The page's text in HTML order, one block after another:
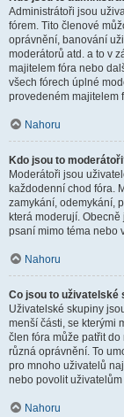
Administrátoři jsou
fórem. Tito členové
oprávnění, banování
moderátorů atd. a to v
majitelem fóra nebo
všech fórech úplné
provedeném majitelem
Nahoru
Kdo jsou to
Moderátoři jsou
každodenní chod fóra.
zamykání, odemykání,
která moderují.
psaní mimo téma nebo
Nahoru
Co jsou to uživatelské
Uživatelské skupiny
menší části, se kterými
člen fóra může patřit
různá oprávnění. To
pro mnoho uživatelů
nebo povolit
Nahoru